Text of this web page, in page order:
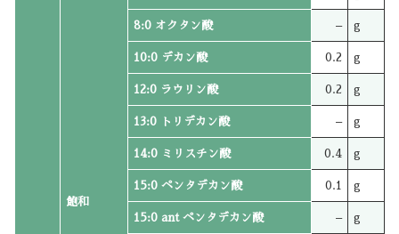
飽和
8:0 オクタン酸 – g
10:0 デカン酸 0.2 g
12:0 ラウリン酸 0.2 g
13:0 トリデカン酸 – g
14:0 ミリスチン酸 0.4 g
15:0 ペンタデカン酸 0.1 g
15:0 ant ペンタデカン酸 – g